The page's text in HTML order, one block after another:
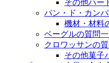
その他ハー
パン・ド・カン
機材・材料
ベーグルの質問
クロワッサンの
その他菓子